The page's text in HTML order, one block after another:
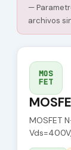
—
archivos
MOS
FET
MOSFET